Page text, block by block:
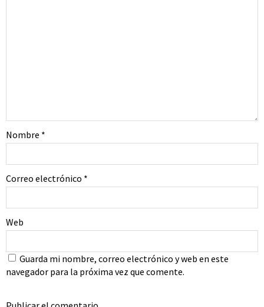
Nombre *
Correo electrónico *
Web
Guarda mi nombre, correo electrónico y web en este
navegador para la próxima vez que comente.